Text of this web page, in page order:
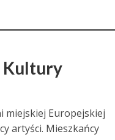
Kultury
miejskiej Europejskiej
artyści. Mieszkańcy